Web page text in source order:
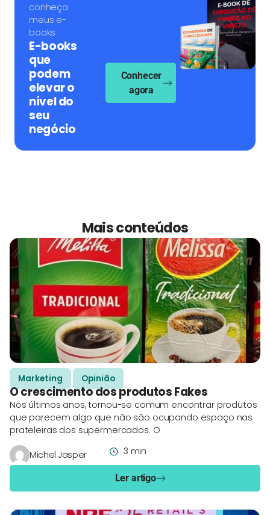
conheça
meus e-
books
E-books
que
podem
elevar o
nível do
seu
negócio
Conhecer
agora
Mais conteúdos
Marketing Opinião
O crescimento dos produtos Fakes
Nos últimos anos, tornou-se comum encontrar produtos
que parecem algo que não são ocupando espaço nas
prateleiras dos supermercados. O
Michel Jasper 3 min
Ler artigo